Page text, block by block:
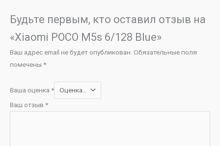
Будьте первым, кто оставил отзыв на
«Xiaomi POCO M5s 6/128 Blue»
Ваш адрес email не будет опубликован. Обязательные поля
помечены *
Ваша оценка *
Ваш отзыв *